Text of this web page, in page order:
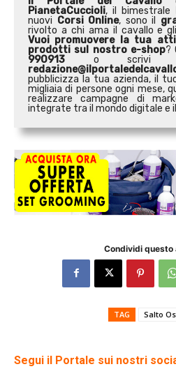
PianetaCuccioli, il bimestrale
nuovi Corsi Online, sono il
rivolto a chi ama il cavallo e
Vuoi promuovere la tua
prodotti sul nostro e-shop?
990913 o scrivi
pubblicizza la tua azienda, il
migliaia di persone ogni mese,
realizzare campagne di
integrate tra il mondo digitale e
Condividi questo
TAG Salto
Segui il Portale sui nostri